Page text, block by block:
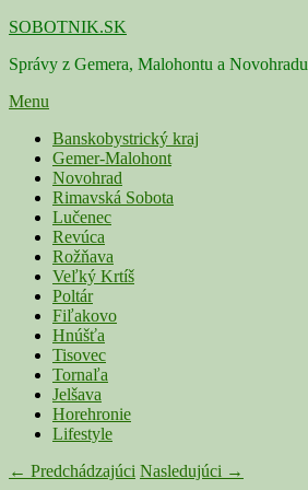
Skip
content
SOBOTNIK.SK
Správy z Gemera, Malohontu a Novohradu
Menu
Primárne
menu
Banskobystrický kraj
Gemer-Malohont
Novohrad
Rimavská Sobota
Lučenec
Revúca
Rožňava
Veľký Krtíš
Poltár
Fiľakovo
Hnúšťa
Tisovec
Tornaľa
Jelšava
Horehronie
Lifestyle
Navigácia
← Predchádzajúci Nasledujúci →